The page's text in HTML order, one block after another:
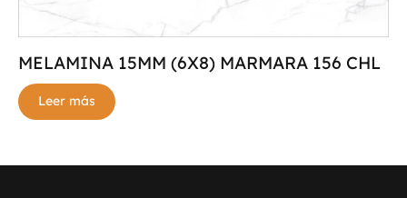
MELAMINA 15MM (6X8) MARMARA 156 CHL
Leer más